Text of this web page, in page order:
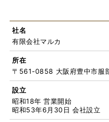
社名
有限会社マルカ
所在
〒561-0858 大阪府豊中市服
設立
昭和18年 営業開始
昭和53年6月30日 会社設立